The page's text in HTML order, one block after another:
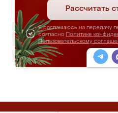
Рассчитать
Я соглашаюсь на передачу
согласно Политике
Пользовательскому